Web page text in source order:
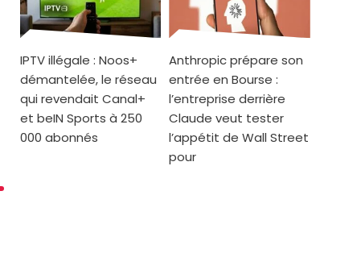
IPTV illégale : Noos+
démantelée, le réseau
qui revendait Canal+
et beIN Sports à 250
000 abonnés
Anthropic prépare son
entrée en Bourse :
l’entreprise derrière
Claude veut tester
l’appétit de Wall Street
pour